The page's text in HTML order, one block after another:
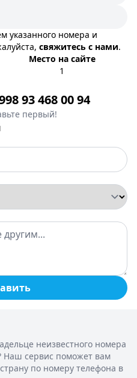
указанного номера и
свяжитесь с нами.
Место на сайте
1
93 468 00 94
первый!
неизвестного номера
Наш сервис поможет вам
по номеру телефона в